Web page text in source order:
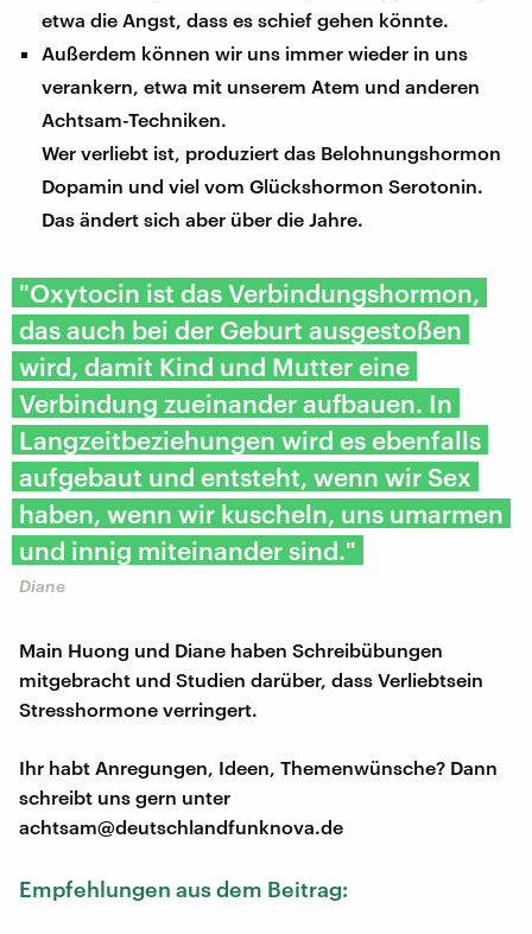
etwa die Angst, dass es schief gehen könnte.
Außerdem können wir uns immer wieder in uns
verankern, etwa mit unserem Atem und anderen
Achtsam-Techniken.
Wer verliebt ist, produziert das Belohnungshormon
Dopamin und viel vom Glückshormon Serotonin.
Das ändert sich aber über die Jahre.
"Oxytocin ist das Verbindungshormon,
das auch bei der Geburt ausgestoßen
wird, damit Kind und Mutter eine
Verbindung zueinander aufbauen. In
Langzeitbeziehungen wird es ebenfalls
aufgebaut und entsteht, wenn wir Sex
haben, wenn wir kuscheln, uns umarmen
und innig miteinander sind."
Diane
Main Huong und Diane haben Schreibübungen
mitgebracht und Studien darüber, dass Verliebtsein
Stresshormone verringert.
Ihr habt Anregungen, Ideen, Themenwünsche? Dann
schreibt uns gern unter
achtsam@deutschlandfunknova.de
Empfehlungen aus dem Beitrag: